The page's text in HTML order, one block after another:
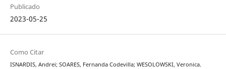
Publicado
2023-05-25
Como Citar
ISNARDIS, Andrei; SOARES, Fernanda Codevilla; WESOLOWSKI, Veronica.